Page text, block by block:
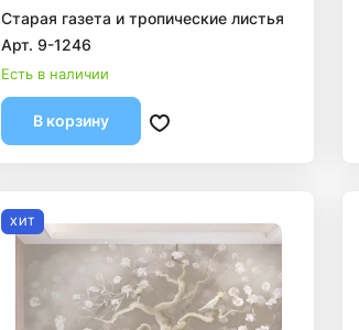
Старая газета и тропические листья
Арт. 9-1246
Есть в наличии
В корзину
ХИТ